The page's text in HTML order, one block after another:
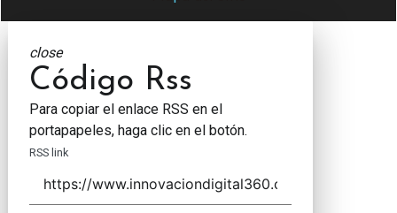
close
Código Rss
Para copiar el enlace RSS en el
portapapeles, haga clic en el botón.
RSS link